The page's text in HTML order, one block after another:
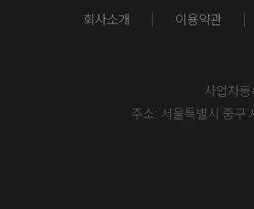
회사소개 이용약관
사업자
주소: 서울특별시 중구